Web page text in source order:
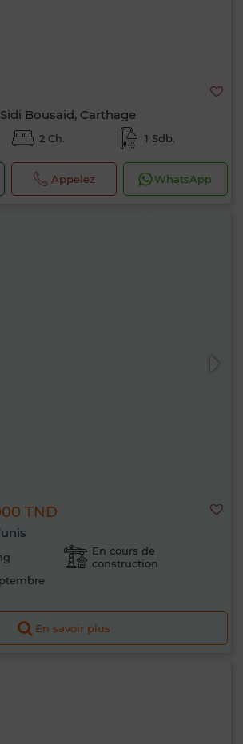
Bousaid, Carthage
2 Ch. 1 Sdb.
Appelez WhatsApp
TND
En cours de
construction
En savoir plus